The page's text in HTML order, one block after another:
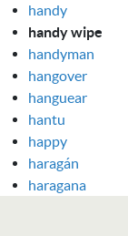
handy
handy wipe
handyman
hangover
hanguear
hantu
happy
haragán
haragana